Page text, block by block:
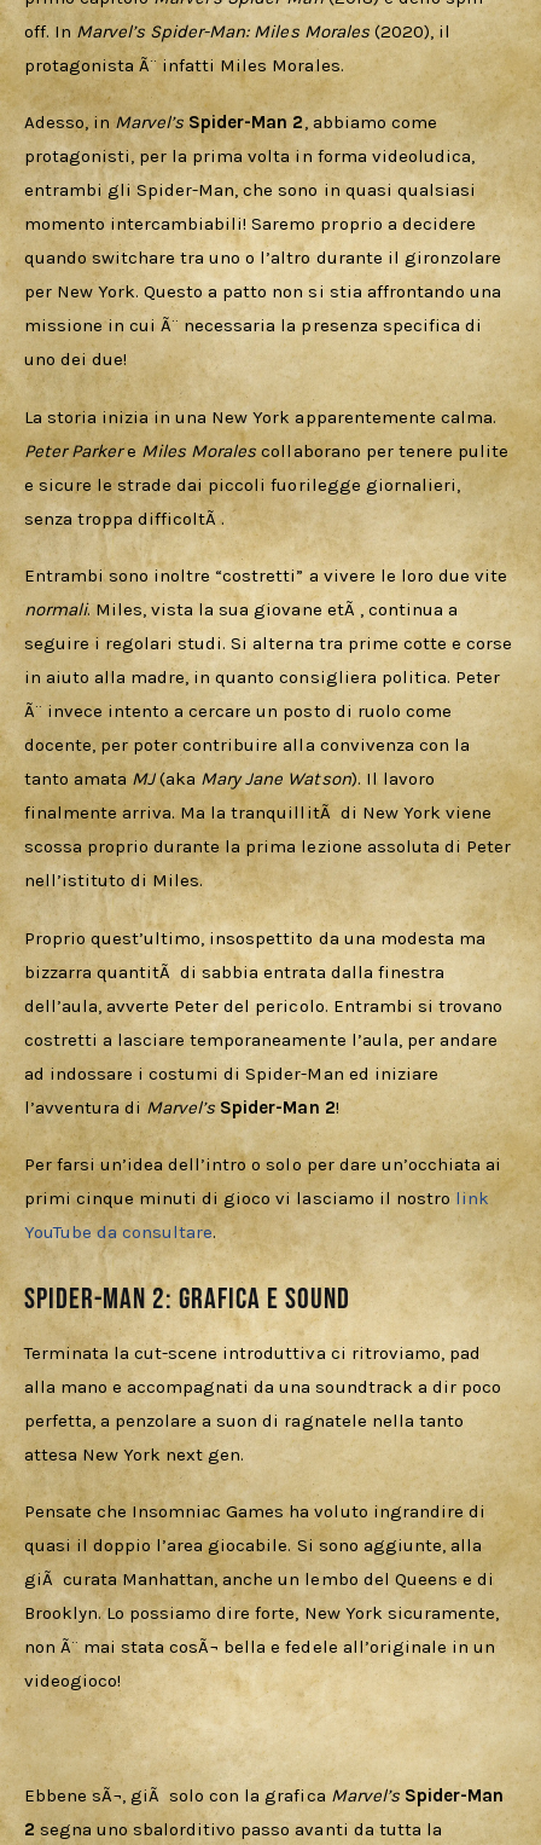
off. In Marvel’s Spider-Man: Miles Morales (2020), il
protagonista Ã¨ infatti Miles Morales.
Adesso, in Marvel’s Spider-Man 2, abbiamo come
protagonisti, per la prima volta in forma videoludica,
entrambi gli Spider-Man, che sono in quasi qualsiasi
momento intercambiabili! Saremo proprio a decidere
quando switchare tra uno o l’altro durante il gironzolare
per New York. Questo a patto non si stia affrontando una
missione in cui Ã¨ necessaria la presenza specifica di
uno dei due!
La storia inizia in una New York apparentemente calma.
Peter Parker e Miles Morales collaborano per tenere pulite
e sicure le strade dai piccoli fuorilegge giornalieri,
senza troppa difficoltÃ .
Entrambi sono inoltre “costretti” a vivere le loro due vite
normali. Miles, vista la sua giovane etÃ , continua a
seguire i regolari studi. Si alterna tra prime cotte e corse
in aiuto alla madre, in quanto consigliera politica. Peter
Ã¨ invece intento a cercare un posto di ruolo come
docente, per poter contribuire alla convivenza con la
tanto amata MJ (aka Mary Jane Watson). Il lavoro
finalmente arriva. Ma la tranquillitÃ  di New York viene
scossa proprio durante la prima lezione assoluta di Peter
nell’istituto di Miles.
Proprio quest’ultimo, insospettito da una modesta ma
bizzarra quantitÃ  di sabbia entrata dalla finestra
dell’aula, avverte Peter del pericolo. Entrambi si trovano
costretti a lasciare temporaneamente l’aula, per andare
ad indossare i costumi di Spider-Man ed iniziare
l’avventura di Marvel’s Spider-Man 2!
Per farsi un’idea dell’intro o solo per dare un’occhiata ai
primi cinque minuti di gioco vi lasciamo il nostro link
YouTube da consultare.
Spider-Man 2: grafica e sound
Terminata la cut-scene introduttiva ci ritroviamo, pad
alla mano e accompagnati da una soundtrack a dir poco
perfetta, a penzolare a suon di ragnatele nella tanto
attesa New York next gen.
Pensate che Insomniac Games ha voluto ingrandire di
quasi il doppio l’area giocabile. Si sono aggiunte, alla
giÃ  curata Manhattan, anche un lembo del Queens e di
Brooklyn. Lo possiamo dire forte, New York sicuramente,
non Ã¨ mai stata cosÃ¬ bella e fedele all’originale in un
videogioco!
Ebbene sÃ¬, giÃ  solo con la grafica Marvel’s Spider-Man
2 segna uno sbalorditivo passo avanti da tutta la